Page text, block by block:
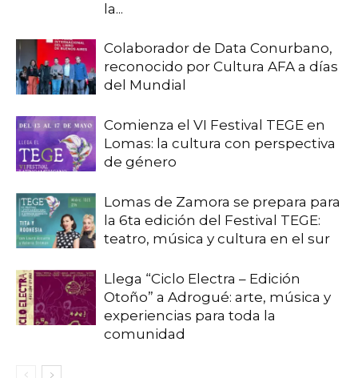
la...
Colaborador de Data Conurbano,
reconocido por Cultura AFA a días
del Mundial
Comienza el VI Festival TEGE en
Lomas: la cultura con perspectiva
de género
Lomas de Zamora se prepara para
la 6ta edición del Festival TEGE:
teatro, música y cultura en el sur
Llega “Ciclo Electra – Edición
Otoño” a Adrogué: arte, música y
experiencias para toda la
comunidad